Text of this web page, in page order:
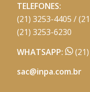
TELEFONES:
(21) 3253-4405 /
(21) 3253-6230
WHATSAPP:
(21)
sac@inpa.com.br